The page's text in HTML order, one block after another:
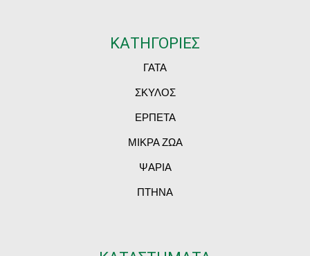
ΚΑΤΗΓΟΡΙΕΣ
ΓΑΤΑ
ΣΚΥΛΟΣ
ΕΡΠΕΤΑ
ΜΙΚΡΑ ΖΩΑ
ΨΑΡΙΑ
ΠΤΗΝΑ